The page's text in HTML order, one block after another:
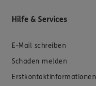
Hilfe & Services
E-Mail schreiben
Schaden melden
Erstkontaktinformationen